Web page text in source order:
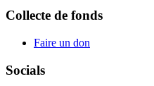
Collecte de fonds
Faire un don
Socials